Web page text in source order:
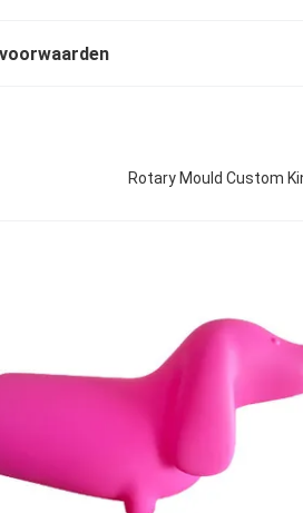
Rotary Mould Custom